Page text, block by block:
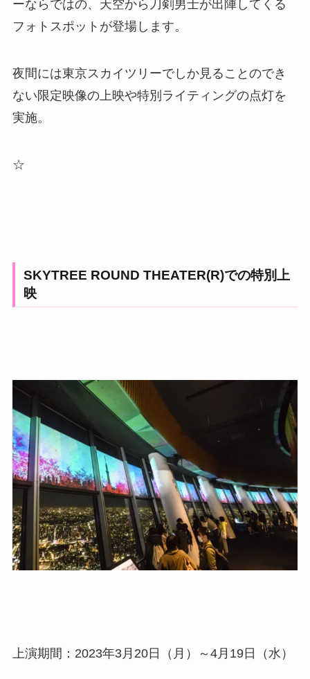
ーならではの、天空から刀剣男士が出陣してくる
フォトスポットが登場します。
夜間には東京スカイツリーでしか見ることのでき
ない限定映像の上映や特別ライティングの点灯を
実施。
☆
SKYTREE ROUND THEATER(R)での特別上
映
上演期間：2023年3月20日（月）～4月19日（水）